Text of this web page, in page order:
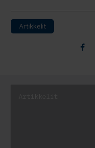
Artikkelit